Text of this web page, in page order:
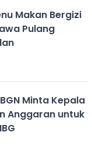
Makan Bergizi
Pulang
Minta Kepala
Anggaran untuk